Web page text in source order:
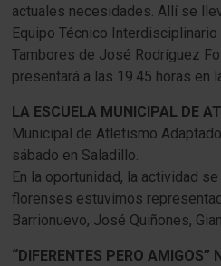
actuales necesidades. Allí se
Equipo Técnico
Tambores de José Rodríguez
presentará a las 19.45 horas en
LA ESCUELA MUNICIPAL DE
Municipal de Atletismo
sábado en Saladillo.
En la oportunidad, la actividad
florenses estuvimos
Barrionuevo, José Quiñones,
“DIFERENTES PERO AMIGOS”